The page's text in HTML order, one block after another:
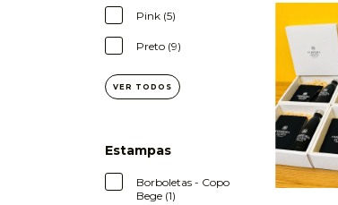
Pink (5)
Preto (9)
VER TODOS
Estampas
Borboletas - Copo
Bege (1)